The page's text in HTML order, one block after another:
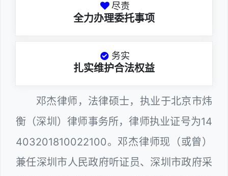
尽责
全力办理委托事项
务实
扎实维护合法权益
邓杰律师，法律硕士，执业于北京市炜
衡（深圳）律师事务所，律师执业证号为14
403201810022100。邓杰律师现（或曾）
兼任深圳市人民政府听证员、深圳市政府采